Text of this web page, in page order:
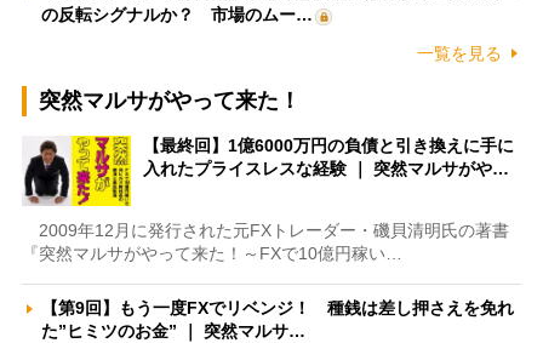
の反転シグナルか？ 市場のムー…
一覧を見る
突然マルサがやって来た！
【最終回】1億6000万円の負債と引き換えに手に
入れたプライスレスな経験 ｜ 突然マルサがや…
2009年12月に発行された元FXトレーダー・磯貝清明氏の著書
『突然マルサがやって来た！～FXで10億円稼い…
【第9回】もう一度FXでリベンジ！ 種銭は差し押さえを免れ
た”ヒミツのお金” ｜ 突然マルサ…